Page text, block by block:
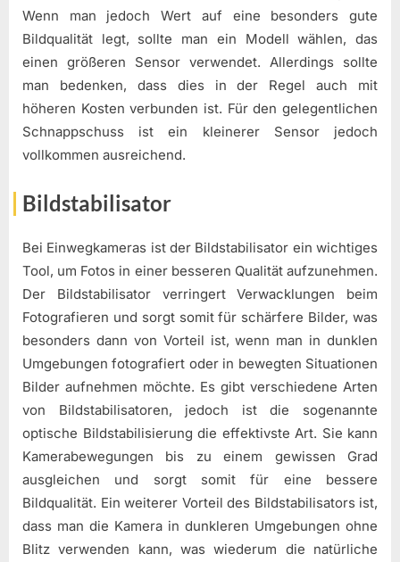
Wenn man jedoch Wert auf eine besonders gute
Bildqualität legt, sollte man ein Modell wählen, das
einen größeren Sensor verwendet. Allerdings sollte
man bedenken, dass dies in der Regel auch mit
höheren Kosten verbunden ist. Für den gelegentlichen
Schnappschuss ist ein kleinerer Sensor jedoch
vollkommen ausreichend.
Bildstabilisator
Bei Einwegkameras ist der Bildstabilisator ein wichtiges
Tool, um Fotos in einer besseren Qualität aufzunehmen.
Der Bildstabilisator verringert Verwacklungen beim
Fotografieren und sorgt somit für schärfere Bilder, was
besonders dann von Vorteil ist, wenn man in dunklen
Umgebungen fotografiert oder in bewegten Situationen
Bilder aufnehmen möchte. Es gibt verschiedene Arten
von Bildstabilisatoren, jedoch ist die sogenannte
optische Bildstabilisierung die effektivste Art. Sie kann
Kamerabewegungen bis zu einem gewissen Grad
ausgleichen und sorgt somit für eine bessere
Bildqualität. Ein weiterer Vorteil des Bildstabilisators ist,
dass man die Kamera in dunkleren Umgebungen ohne
Blitz verwenden kann, was wiederum die natürliche